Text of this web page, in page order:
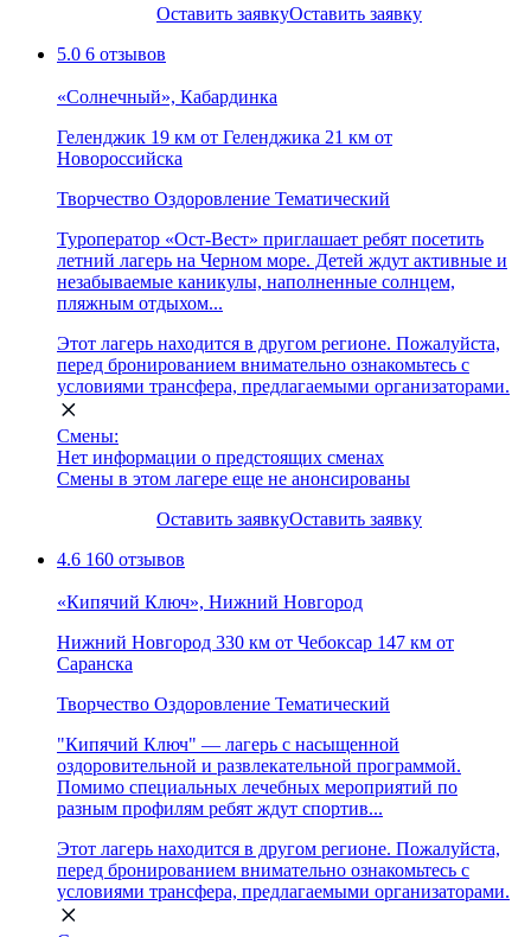
Оставить заявкуОставить заявку
5.0 6 отзывов
«Солнечный», Кабардинка
Геленджик 19 км от Геленджика 21 км от
Новороссийска
Творчество Оздоровление Тематический
Туроператор «Ост-Вест» приглашает ребят посетить
летний лагерь на Черном море. Детей ждут активные и
незабываемые каникулы, наполненные солнцем,
пляжным отдыхом...
Этот лагерь находится в другом регионе. Пожалуйста,
перед бронированием внимательно ознакомьтесь с
условиями трансфера, предлагаемыми организаторами.
Смены:
Нет информации о предстоящих сменах
Смены в этом лагере еще не анонсированы
Оставить заявкуОставить заявку
4.6 160 отзывов
«Кипячий Ключ», Нижний Новгород
Нижний Новгород 330 км от Чебоксар 147 км от
Саранска
Творчество Оздоровление Тематический
"Кипячий Ключ" — лагерь с насыщенной
оздоровительной и развлекательной программой.
Помимо специальных лечебных мероприятий по
разным профилям ребят ждут спортив...
Этот лагерь находится в другом регионе. Пожалуйста,
перед бронированием внимательно ознакомьтесь с
условиями трансфера, предлагаемыми организаторами.